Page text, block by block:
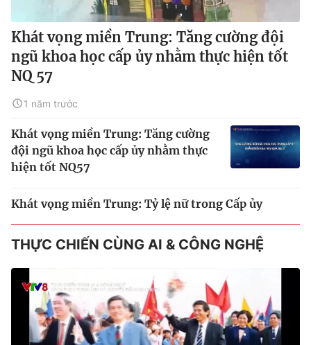
Khát vọng miền Trung: Tăng cường đội
ngũ khoa học cấp ủy nhằm thực hiện tốt
NQ 57
1 năm trước
Khát vọng miền Trung: Tăng cường
đội ngũ khoa học cấp ủy nhằm thực
hiện tốt NQ57
Khát vọng miền Trung: Tỷ lệ nữ trong Cấp ủy
THỰC CHIẾN CÙNG AI & CÔNG NGHỆ